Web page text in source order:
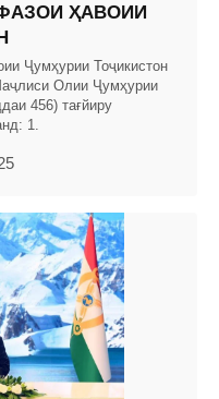
ҲАВОИИ
Ҷумҳурии Тоҷикистон
Олии Ҷумҳурии
456) тағйиру
1.